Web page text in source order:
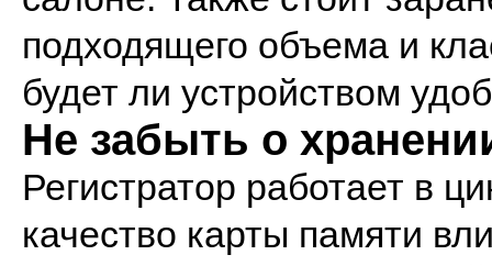
подходящего объема и
будет ли устройством
Не забыть о
Регистратор работает в
качество карты памяти